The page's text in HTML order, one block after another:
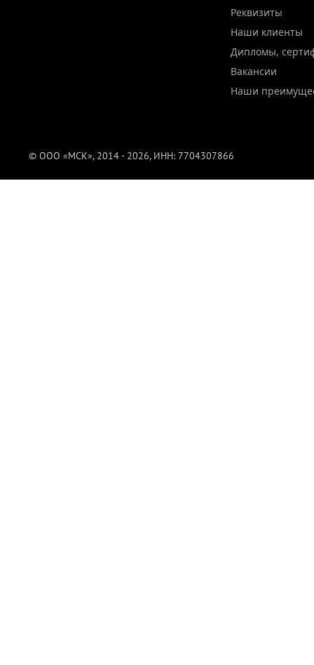
Реквизиты
Наши клиенты
Дипломы,
Вакансии
Наши
© ООО «МСК», 2014 - 2026, ИНН: 7704307866